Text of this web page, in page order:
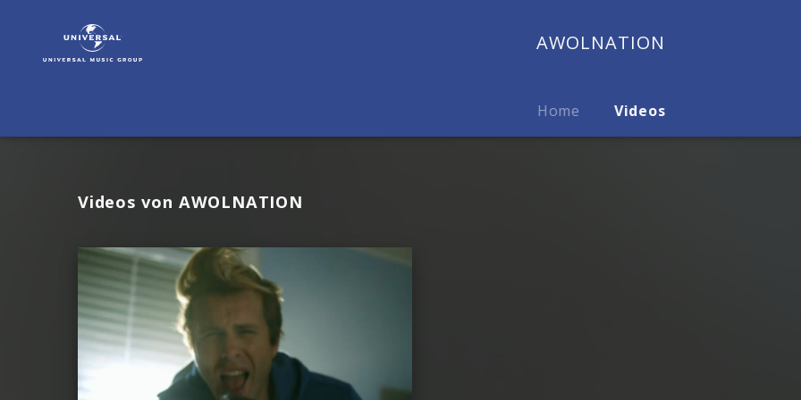
Videos
AWOLNATION
Home Videos
Videos von AWOLNATION